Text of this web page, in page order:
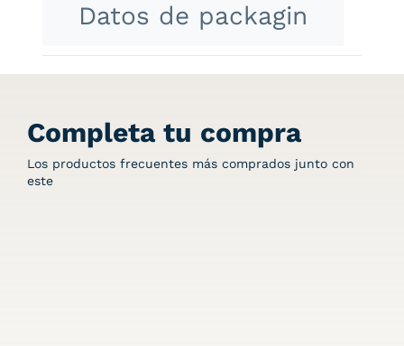
Datos de packagin
Completa tu compra
Los productos frecuentes más comprados junto con
este